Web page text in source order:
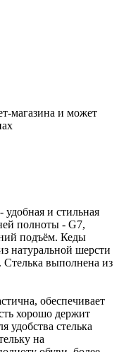
магазина и может
и стильная
полноты - G7,
натуральной шерсти
выполнена из
обеспечивает
хорошо держит
на
обуви, более